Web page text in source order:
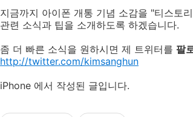
지금까지 아이폰 개통 기념 소감을 "티스토
관련 소식과 팁을 소개하도록 하겠습니다.
좀 더 빠른 소식을 원하시면 제 트위터를 팔
http://twitter.com/kimsanghun
iPhone 에서 작성된 글입니다.